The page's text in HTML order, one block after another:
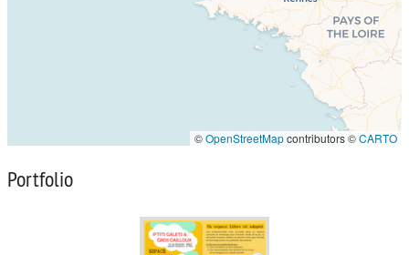
©OpenStreetMapcontributors ©CARTO
Portfolio